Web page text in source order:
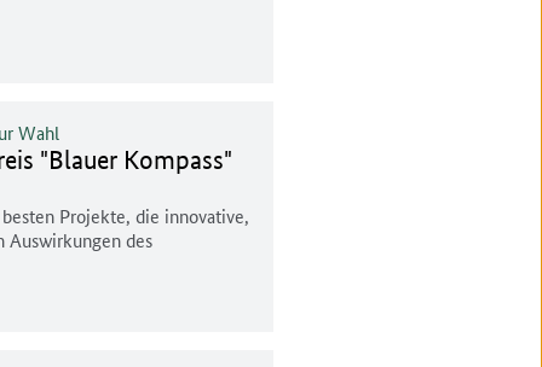
"Blauer Kompass"
Wahl
Projekte, die innovative,
Auswirkungen des